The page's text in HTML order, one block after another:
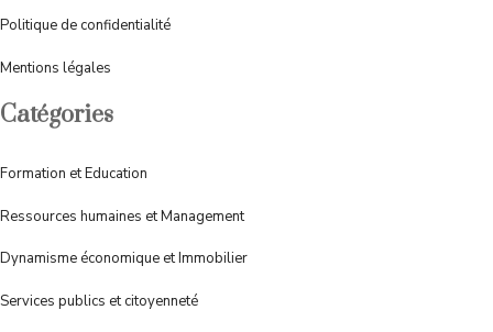
Politique de confidentialité
Mentions légales
Catégories
Formation et Education
Ressources humaines et Management
Dynamisme économique et Immobilier
Services publics et citoyenneté